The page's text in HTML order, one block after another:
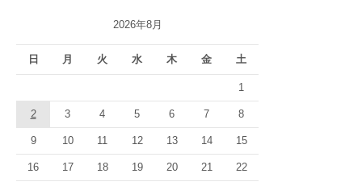
ョ
ン
2026年8月
日 月 火 水 木 金 土
1
2 3 4 5 6 7 8
9 10 11 12 13 14 15
16 17 18 19 20 21 22